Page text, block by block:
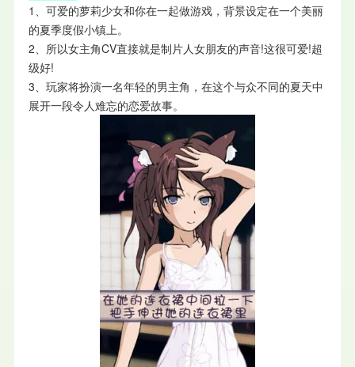
1、可爱的萝莉少女和你在一起做游戏，背景设定在一个美丽
的夏季度假小镇上。
2、所以女主角CV直接就是制片人女朋友的声音!这很可爱!超
级好!
3、玩家将扮演一名年轻的男主角，在这个与众不同的夏天中
展开一段令人难忘的恋爱故事。